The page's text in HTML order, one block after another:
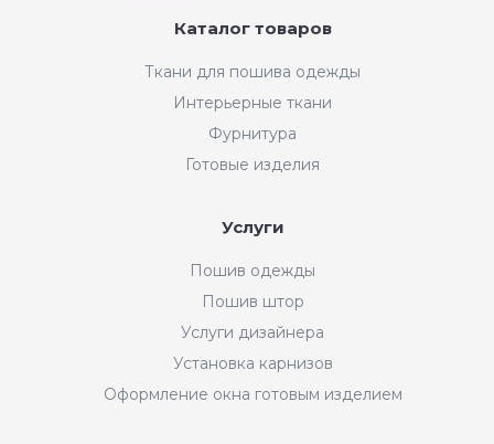
Каталог товаров
Ткани для пошива одежды
Интерьерные ткани
Фурнитура
Готовые изделия
Услуги
Пошив одежды
Пошив штор
Услуги дизайнера
Установка карнизов
Оформление окна готовым изделием